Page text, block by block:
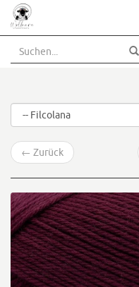
Skip
main
content
← Zurück